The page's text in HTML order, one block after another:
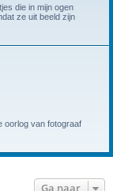
die in mijn ogen
ze uit beeld zijn
oorlog van fotograaf
Ga naar